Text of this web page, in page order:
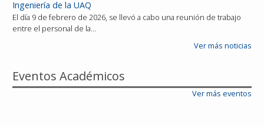
Ingeniería de la UAQ
El día 9 de febrero de 2026, se llevó a cabo una reunión de trabajo
entre el personal de la…
Ver más noticias
Eventos Académicos
Ver más eventos